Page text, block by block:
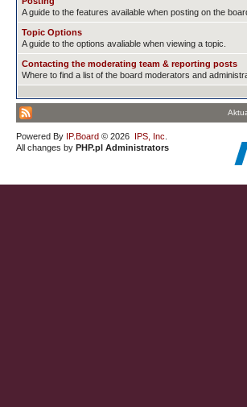
A guide to the features available when posting on the
Topic Options
A guide to the options avaliable when viewing a topic.
Contacting the moderating team & reporting posts
Where to find a list of the board moderators and
Powered By IP.Board © 2026 IPS, Inc
All changes by PHP.pl Administrators